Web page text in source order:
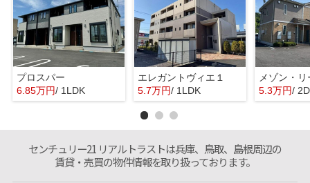
プロスパー
6.85万円/ 1LDK
エレガントヴィエ１
5.7万円/ 1LDK
メゾン・
5.3万円/
センチュリー21 リアルトラストは兵庫、鳥取、島根周辺の
賃貸・売買の物件情報を取り扱っております。